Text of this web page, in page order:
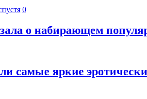
0
о набирающем
самые яркие